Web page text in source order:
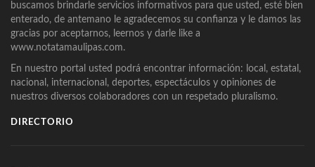
buscamos brindarle servicios informativos para que usted, esté bien
enterado, de antemano le agradecemos su confianza y le damos las
gracias por aceptarnos, leernos y darle like a
www.notatamaulipas.com.
En nuestro portal usted podrá encontrar información: local, estatal,
nacional, internacional, deportes, espectáculos y opiniones de
nuestros diversos colaboradores con un respetado pluralismo.
DIRECTORIO